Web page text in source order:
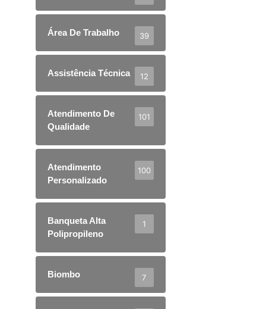
Área De Trabalho 39
Assistência Técnica 12
Atendimento De
Qualidade
101
Atendimento
Personalizado
100
Banqueta Alta
Polipropileno
1
Biombo 7